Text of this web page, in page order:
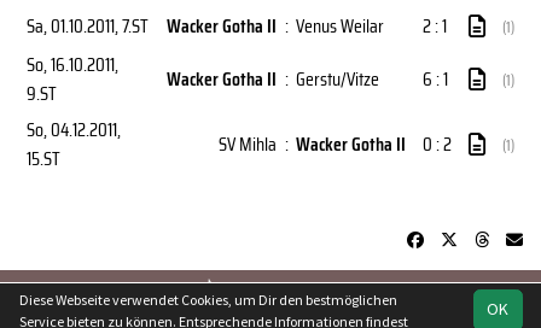
Sa, 01.10.2011, 7.ST Wacker Gotha II : Venus Weilar 2 : 1 (1)
So, 16.10.2011,
9.ST
Wacker Gotha II : Gerstu/Vitze 6 : 1 (1)
So, 04.12.2011,
15.ST
SV Mihla : Wacker Gotha II 0 : 2 (1)
soccero.de
OK
Diese Webseite verwendet Cookies, um Dir den bestmöglichen
Service bieten zu können. Entsprechende Informationen findest